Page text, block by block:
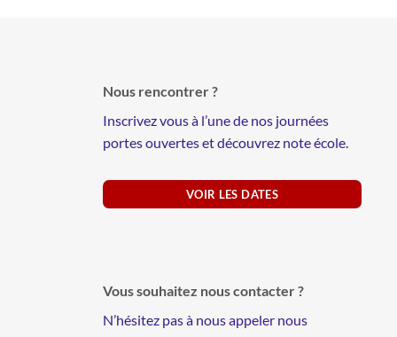
Nous rencontrer ?
Inscrivez vous à l’une de nos journées
portes ouvertes et découvrez note école.
VOIR LES DATES
Vous souhaitez nous contacter ?
N’hésitez pas à nous appeler nous